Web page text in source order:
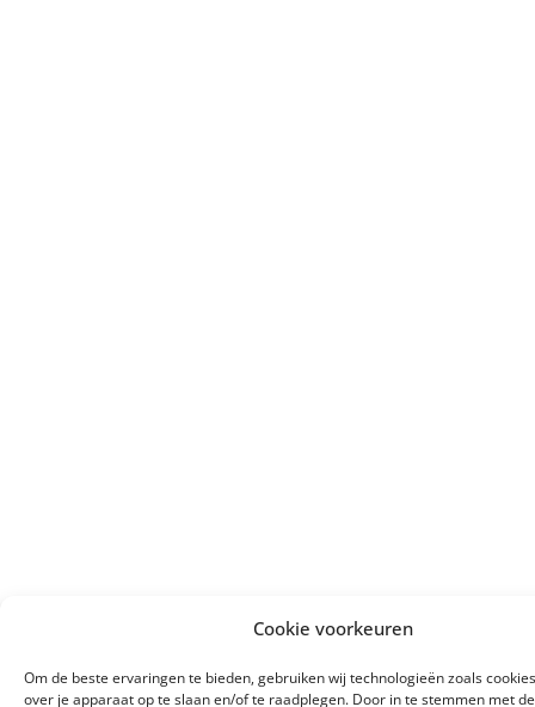
Cookie voorkeuren
Om de beste ervaringen te bieden, gebruiken wij technologieën zoals
over je apparaat op te slaan en/of te raadplegen. Door in te stemmen met